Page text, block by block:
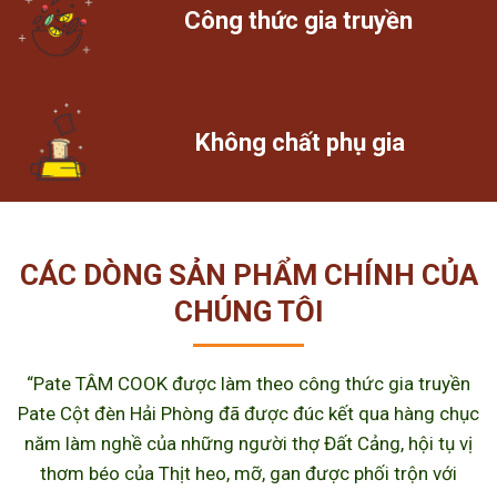
Công thức gia truyền
Không chất phụ gia
CÁC DÒNG SẢN PHẨM CHÍNH CỦA
CHÚNG TÔI
“Pate TÂM COOK được làm theo công thức gia truyền
Pate Cột đèn Hải Phòng đã được đúc kết qua hàng chục
năm làm nghề của những người thợ Đất Cảng, hội tụ vị
thơm béo của Thịt heo, mỡ, gan được phối trộn với